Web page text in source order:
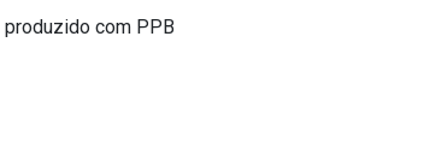
produzido com PPB